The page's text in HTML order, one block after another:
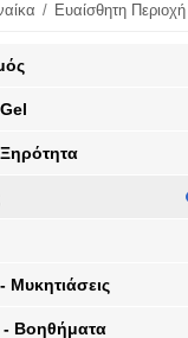
/ Ευαίσθητη Περιοχή
Μυκητιάσεις
- Βοηθήματα